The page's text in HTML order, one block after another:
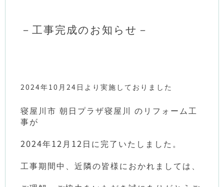
－工事完成のお知らせ－
2024年10月24日より実施しておりました
寝屋川市 朝日プラザ寝屋川 のリフォーム工
事が
2024年12月12日に完了いたしました。
工事期間中、近隣の皆様におかれましては、